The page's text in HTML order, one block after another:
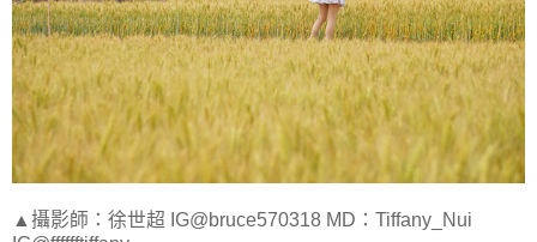
▲攝影師：徐世超 IG@bruce570318 MD：Tiffany_Nui